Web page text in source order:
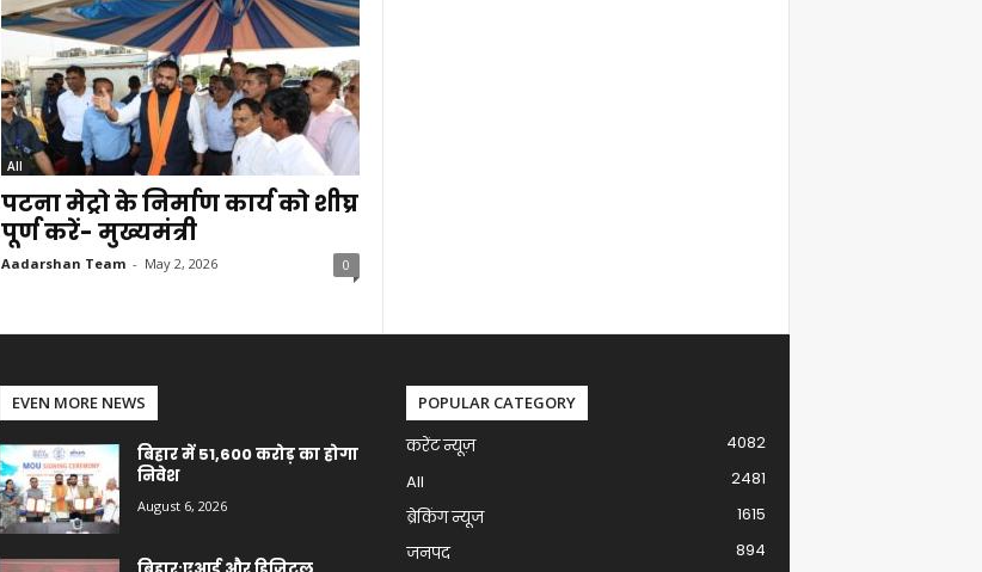
All
पटना मेट्रो के निर्माण कार्य को शीघ्र
पूर्ण करें- मुख्यमंत्री
Aadarshan Team - May 2, 2026 0
EVEN MORE NEWS
बिहार में 51,600 करोड़ का होगा
निवेश
August 6, 2026
POPULAR CATEGORY
करेंट न्यूज़
4082
All
2481
ब्रेकिंग न्यूज
1615
जनपद
894